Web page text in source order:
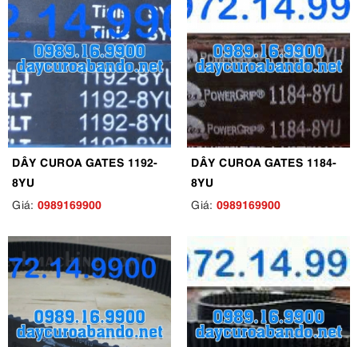
DÂY CUROA GATES 1192-
8YU
Giá: 0989169900
DÂY CUROA GATES 1184-
8YU
Giá: 0989169900